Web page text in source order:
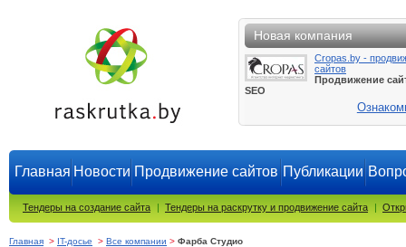
Новая компания
Cropas.by -
сайтов
Продвижение
SEO
Главная Новости Продвижение сайтов Публикации
Тендеры на создание сайта | Тендеры на раскрутку и продвижение сайта |
Главная > IT-досье > Все компании > Фарба Студио